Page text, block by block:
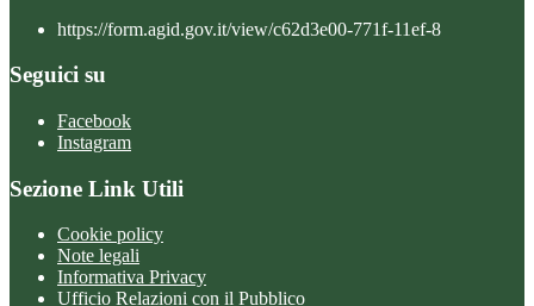
https://form.agid.gov.it/view/c62d3e00-771f-11ef-8
Seguici su
Facebook
Instagram
Sezione Link Utili
Cookie policy
Note legali
Informativa Privacy
Ufficio Relazioni con il Pubblico